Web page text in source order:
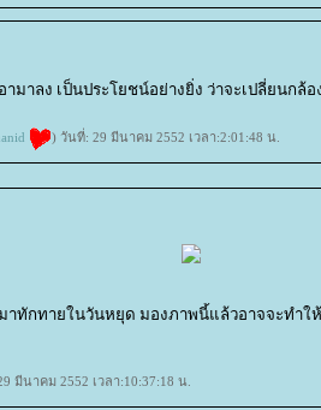
าลง เป็นประโยชน์อย่างยิ่ง ว่าจะเปลี่ยนกล้
) วันที่: 29 มีนาคม 2552 เวลา:2:01:48 น.
าทักทายในวันหยุด มองภาพนี้แล้วอาจจะทำใ
มีนาคม 2552 เวลา:10:37:18 น.